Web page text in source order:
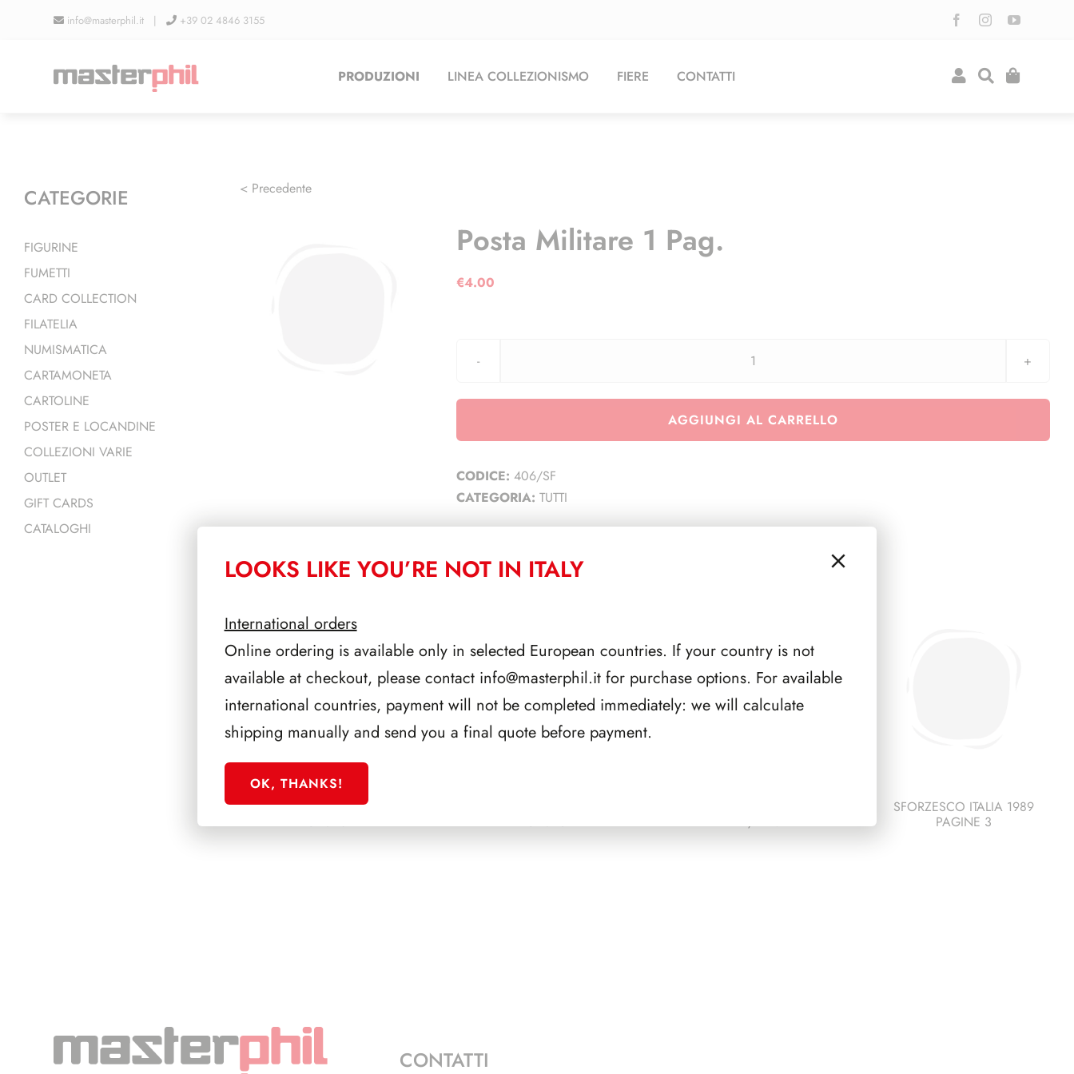
info@masterphil.it | +39 02 4846 3155
PRODUZIONI LINEA COLLEZIONISMO FIERE CONTATTI
< Precedente
Posta Militare 1 Pag.
€4.00
Posta
1
AGGIUNGI AL CARRELLO
CODICE: 406/SF
CATEGORIA: TUTTI
PRODOTTI CORRELATI
SFORZESCO ITALIA 1985
PAGINE 3+1
PAGINE 5
1972/1978
SFORZESCO ITALIA 1989
PAGINE 3
CATEGORIE
FIGURINE
FUMETTI
CARD COLLECTION
FILATELIA
NUMISMATICA
CARTAMONETA
CARTOLINE
POSTER E LOCANDINE
COLLEZIONI VARIE
OUTLET
GIFT CARDS
CATALOGHI
CONTATTI
LOOKS LIKE YOU’RE NOT IN ITALY
International orders
Online ordering is available only in selected European countries. If your country is not
available at checkout, please contact info@masterphil.itfor purchase options. For available
international countries, payment will not be completed immediately: we will calculate
shipping manually and send you a final quote before payment.
OK, THANKS!